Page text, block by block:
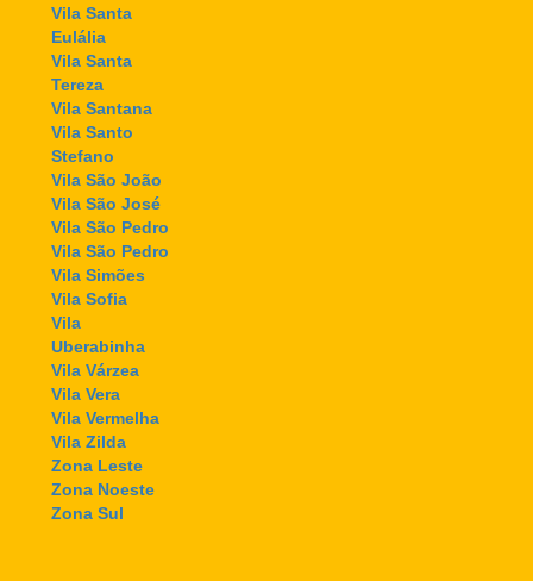
Vila Santa
Eulália
Vila Santa
Tereza
Vila Santana
Vila Santo
Stefano
Vila São João
Vila São José
Vila São Pedro
Vila São Pedro
Vila Simões
Vila Sofia
Vila
Uberabinha
Vila Várzea
Vila Vera
Vila Vermelha
Vila Zilda
Zona Leste
Zona Noeste
Zona Sul